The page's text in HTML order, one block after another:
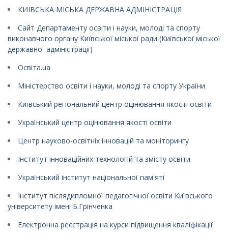
КИЇВСЬКА МІСЬКА ДЕРЖАВНА АДМІНІСТРАЦІЯ
Сайт Департаменту освіти і науки, молоді та спорту
виконавчого органу Київської міської ради (Київської міської
державної адміністрації)
Освіта.ua
Міністерство освіти і науки, молоді та спорту України
Київський регіональний центр оцінювання якості освіти
Український центр оцінювання якості освіти
Центр науково-освітніх інновацій та моніторингу
Інститут інноваційних технологій та змісту освіти
Український інститут національної пам'яті
Інститут післядипломної педагогічної освіти Київського
університету імені Б.Грінченка
Електронна реєстрація на курси підвищення кваліфікації